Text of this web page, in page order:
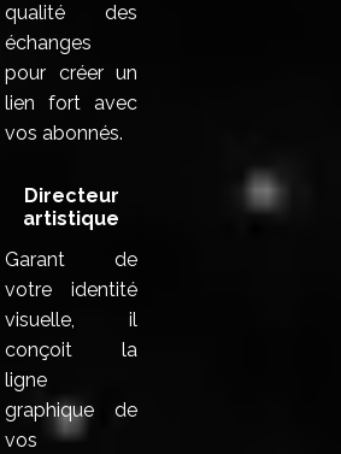
qualité des
échanges
pour créer un
lien fort avec
vos abonnés.
Directeur
artistique
Garant de
votre identité
visuelle, il
conçoit la
ligne
graphique de
vos